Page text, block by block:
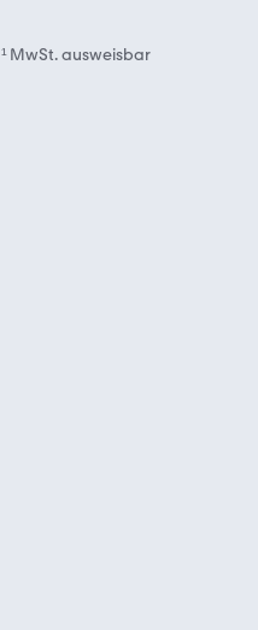
¹MwSt. ausweisbar